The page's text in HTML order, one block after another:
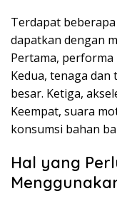
Terdapat
dapatkan dengan
Pertama,
Kedua, tenaga
besar. Ketiga,
Keempat, suara
konsumsi bahan
Hal yang